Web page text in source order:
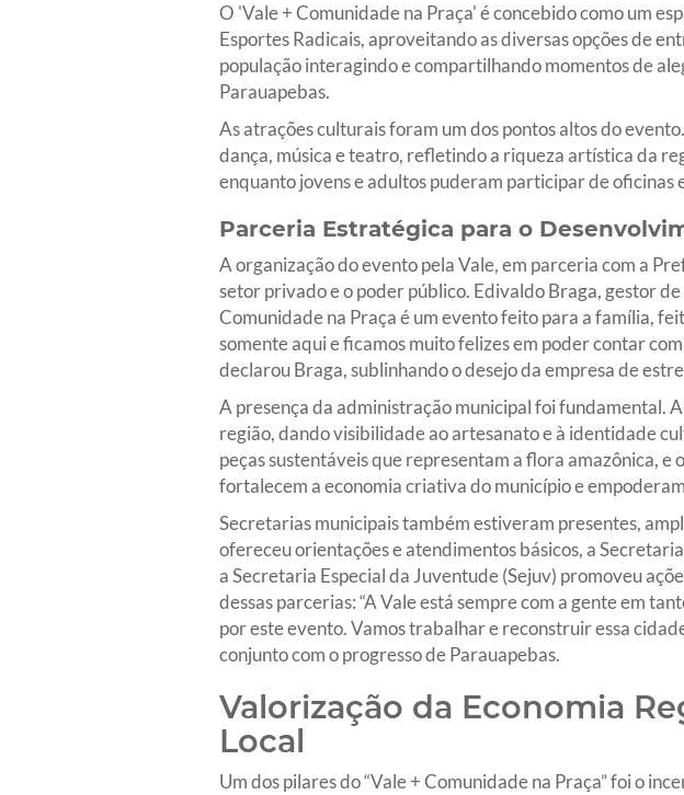
O 'Vale + Comunidade na Praça' é concebido como um
Esportes Radicais, aproveitando as diversas opções de
população interagindo e compartilhando momentos de
Parauapebas.
As atrações culturais foram um dos pontos altos do
dança, música e teatro, refletindo a riqueza artística da
enquanto jovens e adultos puderam participar de
Parceria Estratégica para o
A organização do evento pela Vale, em parceria com a
setor privado e o poder público. Edivaldo Braga, gestor
Comunidade na Praça é um evento feito para a família,
somente aqui e ficamos muito felizes em poder contar
declarou Braga, sublinhando o desejo da empresa de
A presença da administração municipal foi fundamental.
região, dando visibilidade ao artesanato e à identidade
peças sustentáveis que representam a flora amazônica,
fortalecem a economia criativa do município e
Secretarias municipais também estiveram presentes,
ofereceu orientações e atendimentos básicos, a
a Secretaria Especial da Juventude (Sejuv) promoveu
dessas parcerias: “A Vale está sempre com a gente em
por este evento. Vamos trabalhar e reconstruir essa
conjunto com o progresso de Parauapebas.
Valorização da Economia
Local
Um dos pilares do “Vale + Comunidade na Praça” foi o